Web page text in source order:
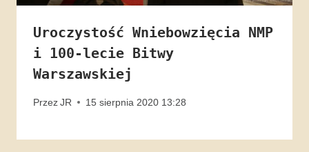
Uroczystość Wniebowzięcia NMP
i 100-lecie Bitwy
Warszawskiej
PrzezJR 15 sierpnia 2020 13:28